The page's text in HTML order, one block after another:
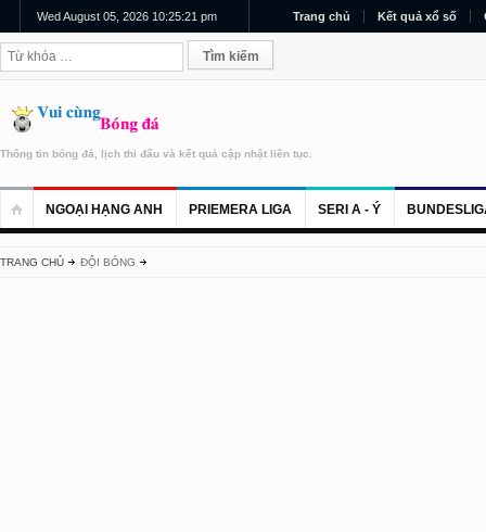
Wed August 05, 2026 10:25:21 pm Trang chủ Kết quả xổ số
Thông tin bóng đá, lịch thi đấu và kết quả cập nhật liên tục.
NGOẠI HẠNG ANH PRIEMERA LIGA SERI A - Ý
TRANG CHỦ ĐỘI BÓNG